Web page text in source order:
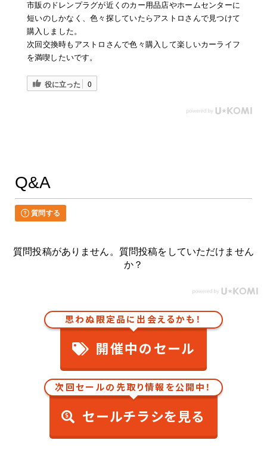
市販のドレンプラグが近くのカー用品店やホームセンターに
短いのしかなく、色々探していたらアストロさんで見つけて
購入しました。
次回交換時もアストロさんで色々購入して楽しいカーライフ
を満喫したいです。
役に立った 0
Q&A
質問する
質問投稿がありません。質問投稿をしていただけません
か？
思わぬ限定品に出会えるかも！
開催中のセール
次回セールの先取り情報を公開中！
セールチラシを見る